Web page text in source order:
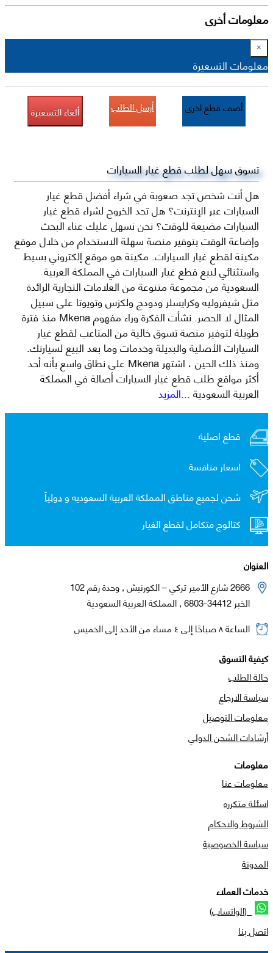
معلومات أخرى
×
معلومات التسعيرة
أضف قطع اخرى أرسل الطلب ألغاء التسعيرة
تسوق سهل لطلب قطع غيار السيارات
هل أنت شخص تجد صعوبة في شراء أفضل قطع غيار
السيارات عبر الإنترنت؟ هل تجد الخروج لشراء قطع غيار
السيارات مضيعة للوقت؟ نحن نسهل عليك عناء البحث
وإضاعة الوقت بتوفير منصة سهلة الاستخدام من خلال موقع
مكينة لقطع غيار السيارات. مكينة هو موقع إلكتروني بسيط
واستثنائي لبيع قطع غيار السيارات في المملكة العربية
السعودية من مجموعة متنوعة من العلامات التجارية الرائدة
مثل شيفروليه وكرايسلر ودودج ولكزس وتويوتا على سبيل
المثال لا الحصر. نشأت الفكرة وراء مفهوم Mkena منذ فترة
طويلة لتوفير منصة تسوق خالية من المتاعب لقطع غيار
السيارات الأصلية والبديلة وخدمات وما بعد البيع لسيارتك.
ومنذ ذلك الحين ، اشتهر Mkena على نطاق واسع بأنه أحد
أكثر مواقع طلب قطع غيار السيارات أصالة في المملكة
العربية السعودية...المزيد
قطع اصلية
اسعار منافسة
شحن لجميع مناطق المملكة العربية السعوديه ودولياً
كتالوج متكامل لقطع الغيار
العنوان
2666 شارع الأمير تركي – الكورنيش , وحدة رقم 102
الخبر 34412-6803 , المملكة العربية السعودية
الساعة ٨ صباحًا إلى ٤ مساء من الأحد إلى الخميس
كيفية التسوق
حالة الطلب
سياسة الارجاع
معلومات التوصيل
أرشادات الشحن الدولي
معلومات
معلومات عنا
اسئلة متكرره
الشروط والاحكام
سياسة الخصوصية
المدونة
خدمات العملاء
(الواتساب)
اتصل بنا